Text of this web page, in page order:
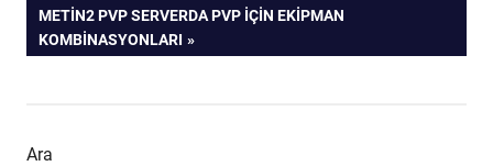
gezinmesi
NEXT
POST:
METIN2 PVP SERVERDA PVP İÇIN EKIPMAN
KOMBINASYONLARI
Ara